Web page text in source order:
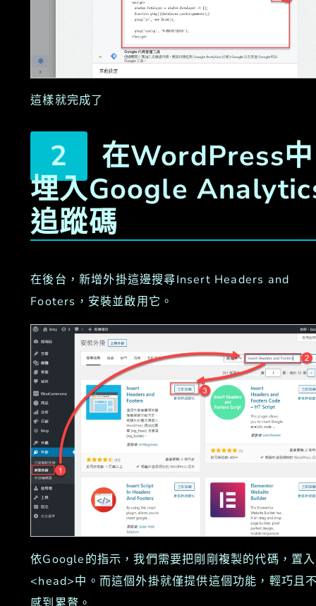
這樣就完成了
在WordPress中
埋入Google
追蹤碼
在後台，新增外掛這邊搜尋Insert Headers and
Footers，安裝並啟用它。
依Google的指示，我們需要把剛剛複製的代碼，置
<head>中。而這個外掛就僅提供這個功能，輕巧且
感到累贅。